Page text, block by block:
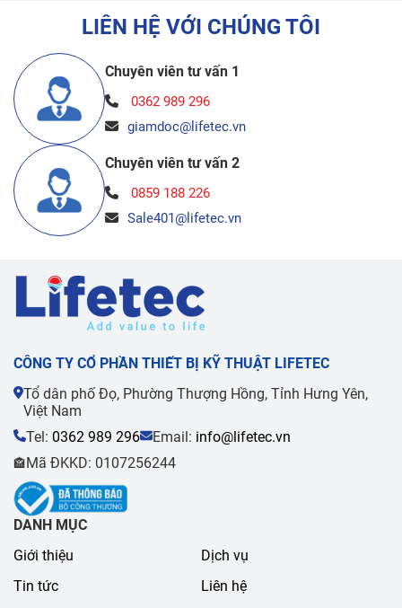
LIÊN HỆ VỚI CHÚNG TÔI
Chuyên viên tư vấn 1
0362 989 296
giamdoc@lifetec.vn
Chuyên viên tư vấn 2
0859 188 226
Sale401@lifetec.vn
CÔNG TY CỔ PHẦN THIẾT BỊ KỸ THUẬT LIFETEC
Tổ dân phố Đọ, Phường Thượng Hồng, Tỉnh Hưng Yên,
Việt Nam
Tel: 0362 989 296 Email: info@lifetec.vn
🏤Mã ĐKKD: 0107256244
DANH MỤC
Giới thiệu
Dịch vụ
Tin tức
Liên hệ